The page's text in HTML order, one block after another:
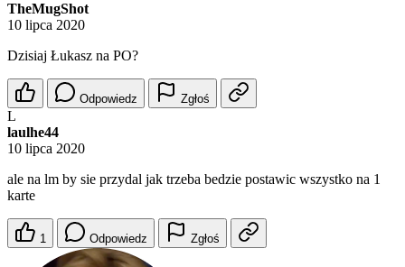
TheMugShot
10 lipca 2020
Dzisiaj Łukasz na PO?
Odpowiedz Zgłoś
L
laulhe44
10 lipca 2020
ale na lm by sie przydal jak trzeba bedzie postawic wszystko na 1
karte
1 Odpowiedz Zgłoś